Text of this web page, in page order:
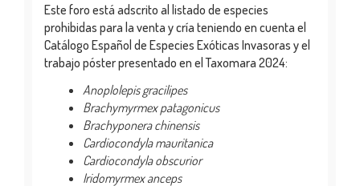
Este foro está adscrito al listado de especies
prohibidas para la venta y cría teniendo en cuenta el
Catálogo Español de Especies Exóticas Invasoras y el
trabajo póster presentado en el Taxomara 2024:
Anoplolepis gracilipes
Brachymyrmex patagonicus
Brachyponera chinensis
Cardiocondyla mauritanica
Cardiocondyla obscurior
Iridomyrmex anceps